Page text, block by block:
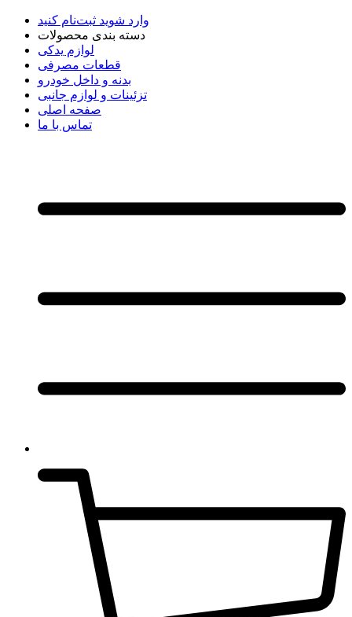
وارد شوید ثبت‌نام کنید
دسته بندی محصولات
لوازم یدکی
قطعات مصرفی
بدنه و داخل خودرو
تزئینات و لوازم جانبی
صفحه اصلی
تماس با ما